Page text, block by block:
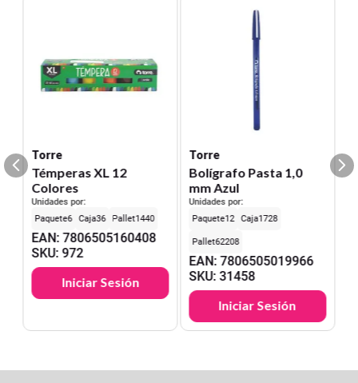
Torre
Témperas XL 12
Colores
Unidades por:
6
36 1440
EAN:7806505160408
SKU:972
Iniciar Sesión
Torre
Bolígrafo Pasta 1,0
mm Azul
Unidades por:
12
1728
62208
EAN:7806505019966
SKU:31458
Iniciar Sesión